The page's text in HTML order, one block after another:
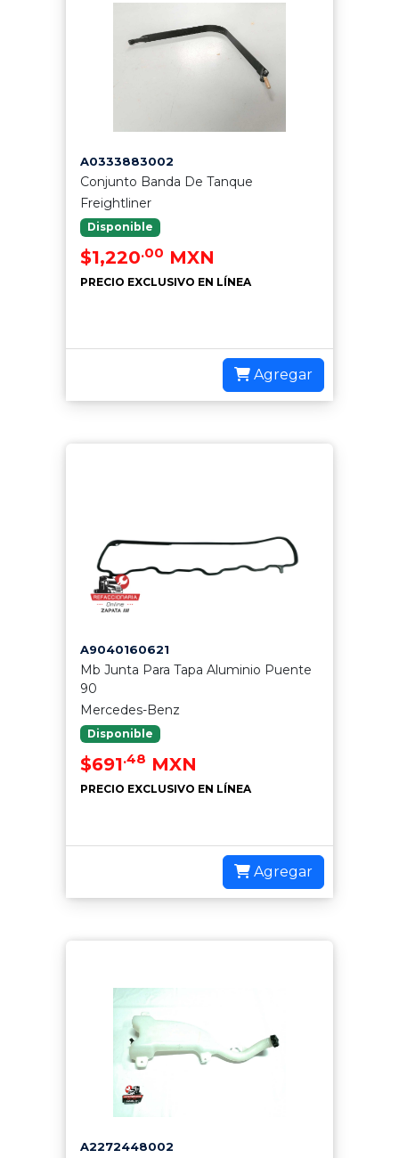
A0333883002
Conjunto Banda De Tanque
Freightliner
Disponible
$1,220.00 MXN
PRECIO EXCLUSIVO EN LÍNEA
Agregar
A9040160621
Mb Junta Para Tapa Aluminio Puente
90
Mercedes-Benz
Disponible
$691.48 MXN
PRECIO EXCLUSIVO EN LÍNEA
Agregar
A2272448002